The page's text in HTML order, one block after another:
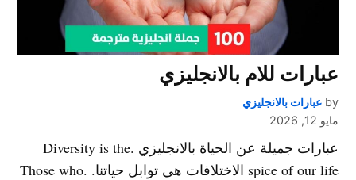
عبارات للام بالانجليزي
by عبارات بالانجليزي
مايو 12, 2026
عبارات جميلة عن الحياة بالانجليزي .Diversity is the
spice of our life الاختلافات هي توابل حياتنا. .Those who